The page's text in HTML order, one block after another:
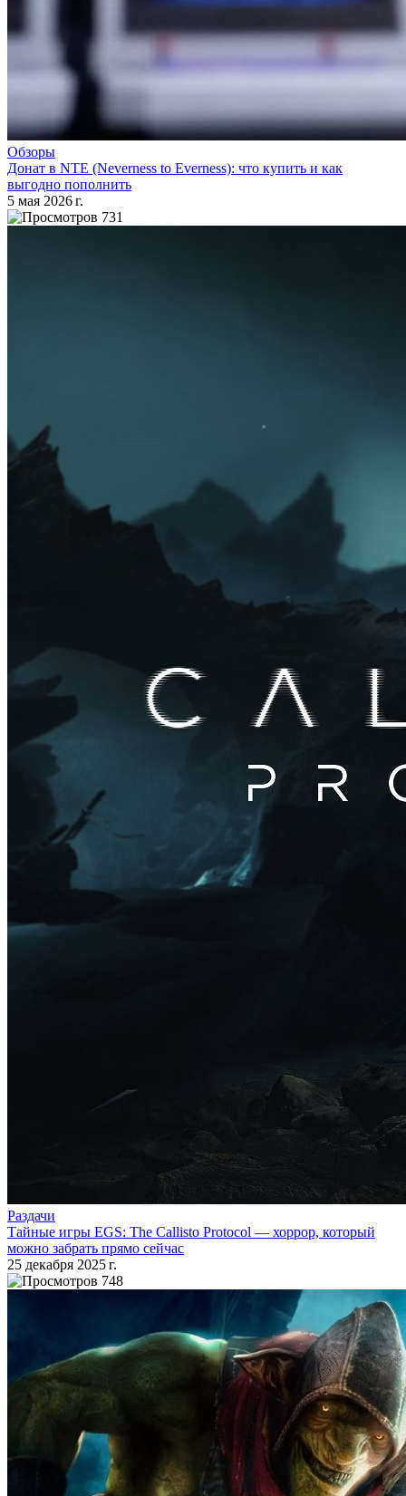
Обзоры
Донат в NTE (Neverness to Everness): что купить и как
выгодно пополнить
5 мая 2026 г.
731
Раздачи
Тайные игры EGS: The Callisto Protocol — хоррор, который
можно забрать прямо сейчас
25 декабря 2025 г.
748